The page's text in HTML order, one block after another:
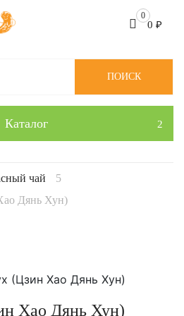
0
0 ₽
Каталог
ПОИСК
чай
Дянь Хун)
Хао Дянь Хун)